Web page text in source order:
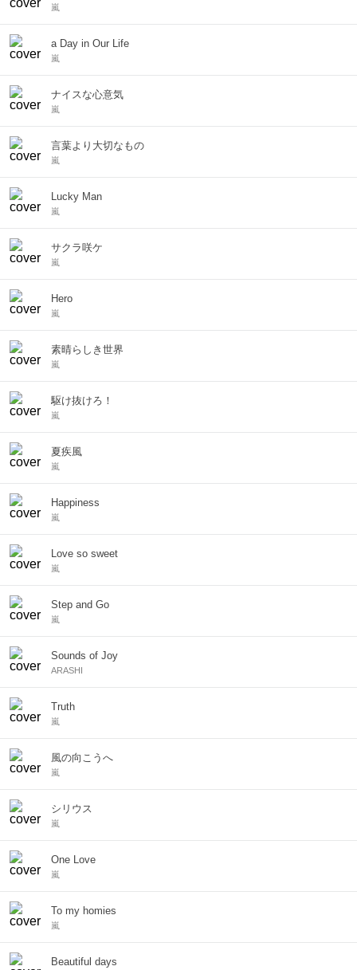
嵐
a Day in Our Life
嵐
ナイスな心意気
嵐
言葉より大切なもの
嵐
Lucky Man
嵐
サクラ咲ケ
嵐
Hero
嵐
素晴らしき世界
嵐
駆け抜けろ！
嵐
夏疾風
嵐
Happiness
嵐
Love so sweet
嵐
Step and Go
嵐
Sounds of Joy
ARASHI
Truth
嵐
風の向こうへ
嵐
シリウス
嵐
One Love
嵐
To my homies
嵐
Beautiful days